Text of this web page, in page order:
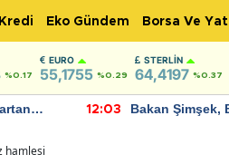
Kredi Eko Gündem Borsa Ve
%0.17
EURO
55,1755 %0.29
STERLIN
64,4197 %0.37
12:03
Bakan Şimşek,
hamlesi